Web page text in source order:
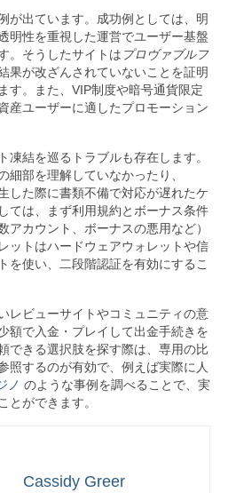
が出ています。成功例としては、明
明性を重視した運営でユーザー基盤
。そうしたサイトは プロヴァブルフ
果が改ざんされていないことを証明
す。また、VIP制度や暗号通貨限定
産ユーザーに適したプロモーション
凍結を巡るトラブルも存在します。
細部を理解していなかったり、
した際に書類不備で対応が遅れたケ
ては、まず利用規約とボーナス条件
アカウント、ボーナスの悪用など）
ットはハードウェアウォレットや信
を使い、二段階認証を有効にするこ
レビューサイトやコミュニティの意
額で入金・プレイして出金手続きを
できる選択肢を探す際は、専用の比
照するのが有効で、例えば実際に人
ノ のような事例を調べることで、実
とができます。
Cassidy Greer